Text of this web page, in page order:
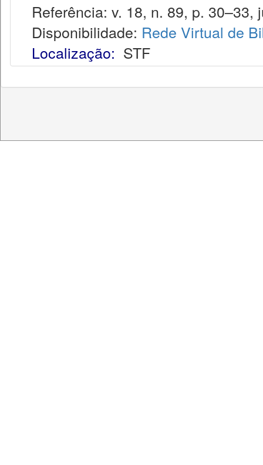
Referência: v. 18, n. 89, p. 30–33,
Disponibilidade: Rede Virtual de
Localização: STF